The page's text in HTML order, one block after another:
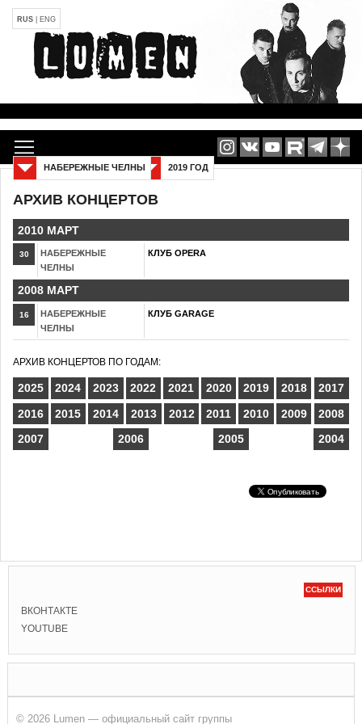
RUS ENG
АРХИВ КОНЦЕРТОВ
2019 ГОД
НАБЕРЕЖНЫЕ ЧЕЛНЫ
2010 МАРТ
30
НАБЕРЕЖНЫЕ
ЧЕЛНЫ
КЛУБ OPERA
2008 МАРТ
16
НАБЕРЕЖНЫЕ
ЧЕЛНЫ
КЛУБ GARAGE
АРХИВ КОНЦЕРТОВ ПО ГОДАМ:
2025 2024 2023 2022 2021 2020 2019 2018
2017
2016
2015 2014 2013 2012 2011 2010 2009
2008
2007
2006 2005 2004
ССЫЛКИ
ВКОНТАКТЕ
YOUTUBE
© 2026 Lumen — официальный сайт группы